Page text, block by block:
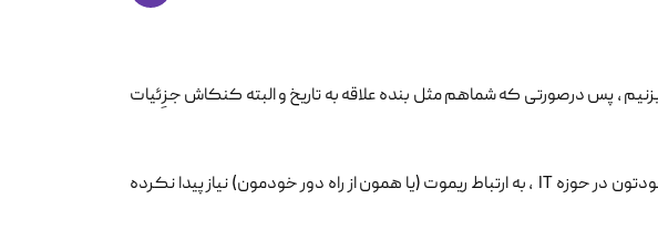
، پس درصورتی که شماهم مثل بنده علاقه به تاریخ و البته کنکاش جزِئیات
این امکان میسر نیست که شما درطول فرایند های کاری خودتون در حوزه IT ، به ارتباط ریموت (یا همون از راه دور خودمون) نیاز پیدا نکرده